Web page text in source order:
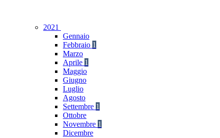
2021
Gennaio
Febbraio 1
Marzo
Aprile 1
Maggio
Giugno
Luglio
Agosto
Settembre 1
Ottobre
Novembre 1
Dicembre